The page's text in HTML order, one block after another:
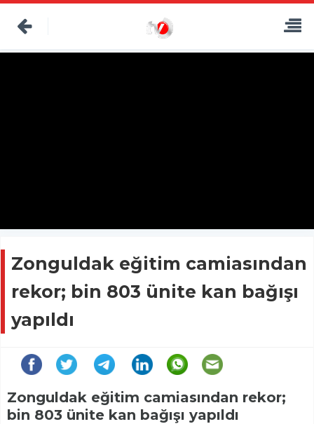
Zonguldak eğitim camiasından
rekor; bin 803 ünite kan bağışı
yapıldı
Zonguldak eğitim camiasından rekor;
bin 803 ünite kan bağışı yapıldı